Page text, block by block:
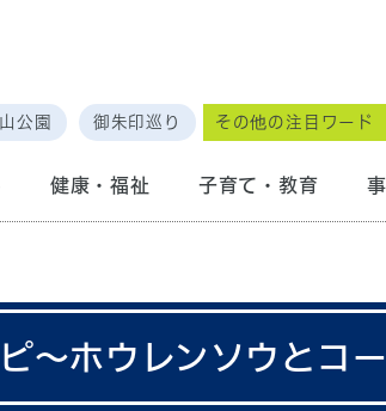
公園 御朱印巡り その他の注目ワード
健康・福祉 子育て・教育
～ホウレンソウとコ